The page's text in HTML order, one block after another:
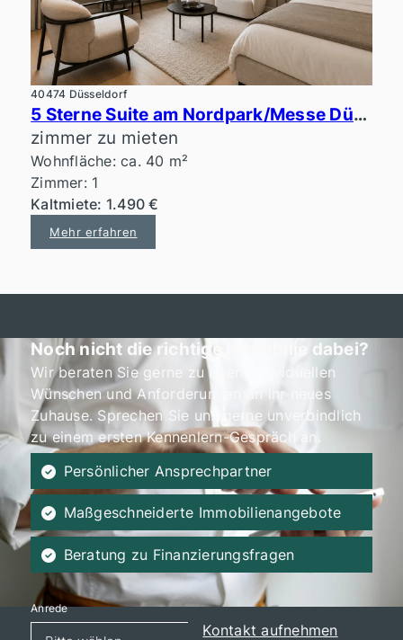
Kontakt aufnehmen
40474 Düsseldorf
5 Sterne Suite am Nordpark/Messe Düsseldorf
zimmer zu mieten
Wohnfläche: ca. 40 m²
Zimmer: 1
Kaltmiete: 1.490 €
Mehr erfahren
Noch nicht die richtige Immobilie dabei?
Wir beraten Sie gerne zu Ihren individuellen
Wünschen und Anforderungen an Ihr neues
Zuhause. Sprechen Sie uns gerne unverbindlich
zu einem ersten Kennenlern-Gespräch an.
Persönlicher Ansprechpartner
Maßgeschneiderte Immobilienangebote
Beratung zu Finanzierungsfragen
Anrede